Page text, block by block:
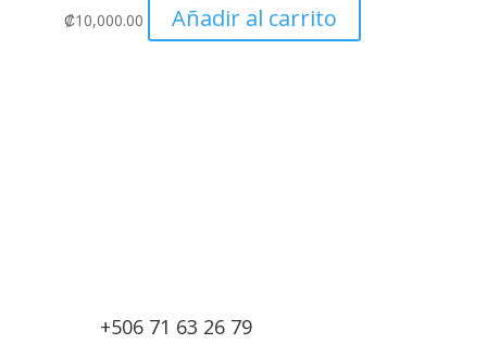
₡10,000.00 Añadir al carrito
+506 71 63 26 79